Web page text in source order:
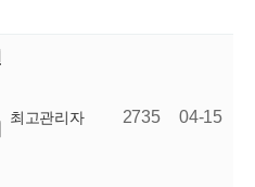
최고관리자 2735 04-15